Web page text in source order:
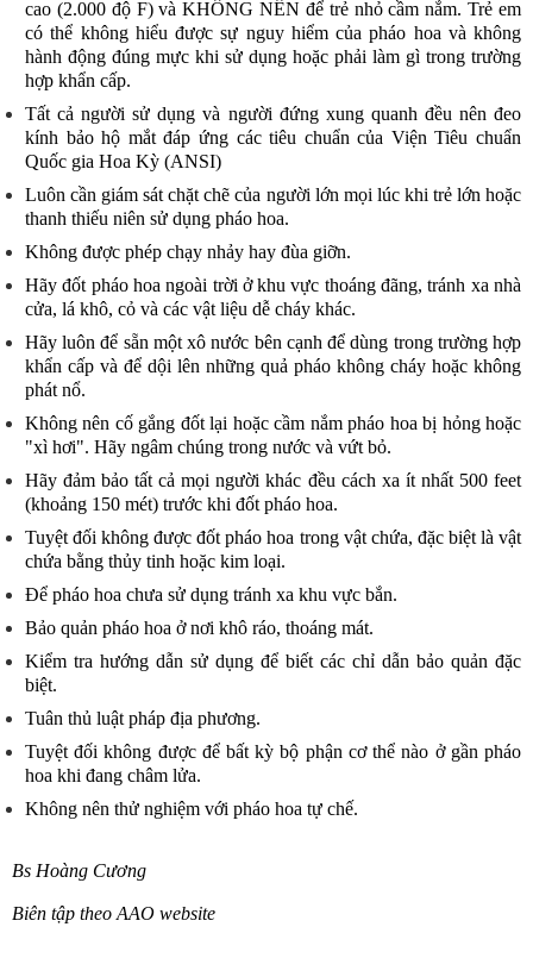
cao (2.000 độ F) và KHÔNG NÊN để trẻ nhỏ cầm nắm. Trẻ em
có thể không hiểu được sự nguy hiểm củapháo hoa và không
hành động đúng mực khi sử dụng hoặc phải làm gì trong trường
hợp khẩn cấp.
Tất cả người sử dụng và người đứng xung quanh đều nên đeo
kính bảo hộ mắt đáp ứng các tiêu chuẩn của Viện Tiêu chuẩn
Quốc gia Hoa Kỳ (ANSI)
Luôn cần giám sát chặt chẽ của người lớn mọi lúc khi trẻ lớn hoặc
thanh thiếu niên sử dụng pháo hoa.
Không được phép chạy nhảy hay đùa giỡn.
Hãy đốt pháo hoa ngoài trời ở khu vực thoáng đãng, tránh xa nhà
cửa, lá khô, cỏ và các vật liệu dễ cháy khác.
Hãy luôn để sẵn một xô nước bên cạnh để dùng trong trường hợp
khẩn cấp và để dội lên những quả pháo không cháy hoặc không
phát nổ.
Không nên cố gắng đốtlại hoặc cầm nắm pháo hoa bị hỏng hoặc
"xì hơi". Hãy ngâm chúng trong nước và vứt bỏ.
Hãy đảm bảo tất cả mọi người khác đều cách xa ít nhất 500 feet
(khoảng 150 mét) trước khi đốt pháo hoa.
Tuyệt đối không được đốt pháo hoa trong vật chứa, đặc biệt là vật
chứa bằng thủy tinh hoặc kim loại.
Để pháo hoa chưa sử dụng tránh xa khu vực bắn.
Bảo quản pháo hoa ở nơi khô ráo, thoáng mát.
Kiểm tra hướng dẫn sử dụng để biết các chỉ dẫn bảo quản đặc
biệt.
Tuân thủ luật pháp địa phương.
Tuyệt đối không được để bất kỳ bộ phận cơ thể nào ở gần pháo
hoa khi đang châm lửa.
Không nên thử nghiệm với pháo hoa tự chế.
Bs Hoàng Cương
Biên tập theo AAO website